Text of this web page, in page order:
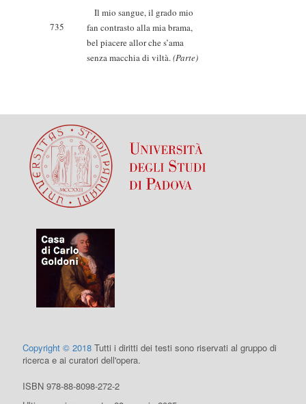
Il mio sangue, il grado mio
735
fan contrasto alla mia brama,
bel piacere allor che s’ama
senza macchia di viltà.(Parte)
Copyright © 2018 Tutti i diritti dei testi sono riservati al gruppo di
ricerca e ai curatori dell'opera.
ISBN 978-88-8098-272-2